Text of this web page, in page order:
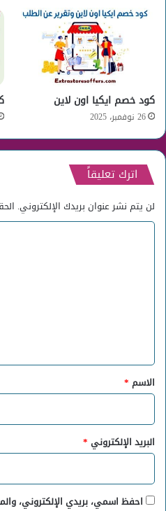
كود خصم ايكيا اون لاين
26 نوفمبر، 2025
اترك تعليقاً
لن يتم نشر عنوان بريدك الإلكتروني.
*
الاسم *
البريد الإلكتروني *
احفظ اسمي، بريدي الإلكتروني،